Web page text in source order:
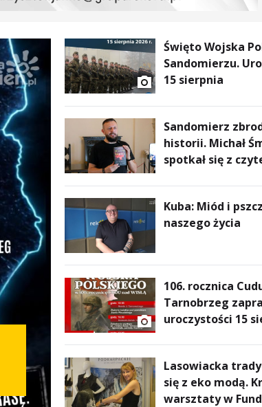
Święto Wojska
Sandomierzu.
15 sierpnia
Sandomierz
historii. Michał
spotkał się z
Kuba: Miód i
naszego życia
106. rocznica
Tarnobrzeg
uroczystości 15
Lasowiacka
się z eko modą.
warsztaty w